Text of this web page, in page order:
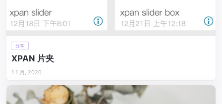
分享
XPAN 片夹
1 1 月, 2020